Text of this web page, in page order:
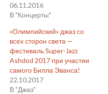
06.11.2016
В "Концерты"
«Олимпийский» джаз со
всех сторон света —
фестиваль Super-Jazz
Ashdod 2017 при участии
самого Билла Эванса!
22.10.2017
В "Джаз"